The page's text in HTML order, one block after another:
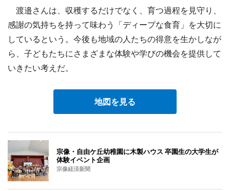
渡邉さんは、収穫するだけでなく、育つ過程を見守り、
感謝の気持ちを持って味わう「ディープな食育」を大切に
しているという。今後も地域の人たちの得意を生かしなが
ら、子どもたちにさまざまな体験や学びの機会を提供して
いきたい考えだ。
地図を見る
宗像・自由ケ丘幼稚園に木製ハウス 卒園生の大学生が
体験イベント企画
宗像経済新聞